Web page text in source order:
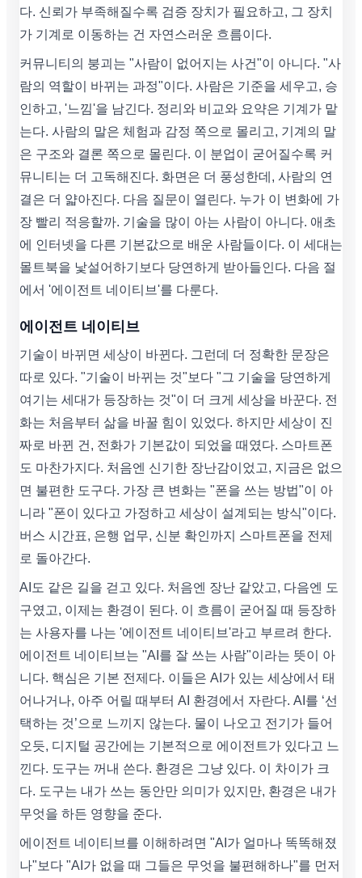
다. 신뢰가 부족해질수록 검증 장치가 필요하고, 그 장치
가 기계로 이동하는 건 자연스러운 흐름이다.
커뮤니티의 붕괴는 "사람이 없어지는 사건"이 아니다. "사
람의 역할이 바뀌는 과정"이다. 사람은 기준을 세우고, 승
인하고, '느낌'을 남긴다. 정리와 비교와 요약은 기계가 맡
는다. 사람의 말은 체험과 감정 쪽으로 몰리고, 기계의 말
은 구조와 결론 쪽으로 몰린다. 이 분업이 굳어질수록 커
뮤니티는 더 고독해진다. 화면은 더 풍성한데, 사람의 연
결은 더 얇아진다. 다음 질문이 열린다. 누가 이 변화에 가
장 빨리 적응할까. 기술을 많이 아는 사람이 아니다. 애초
에 인터넷을 다른 기본값으로 배운 사람들이다. 이 세대는
몰트북을 낯설어하기보다 당연하게 받아들인다. 다음 절
에서 '에이전트 네이티브'를 다룬다.
에이전트 네이티브
기술이 바뀌면 세상이 바뀐다. 그런데 더 정확한 문장은
따로 있다. "기술이 바뀌는 것"보다 "그 기술을 당연하게
여기는 세대가 등장하는 것"이 더 크게 세상을 바꾼다. 전
화는 처음부터 삶을 바꿀 힘이 있었다. 하지만 세상이 진
짜로 바뀐 건, 전화가 기본값이 되었을 때였다. 스마트폰
도 마찬가지다. 처음엔 신기한 장난감이었고, 지금은 없으
면 불편한 도구다. 가장 큰 변화는 "폰을 쓰는 방법"이 아
니라 "폰이 있다고 가정하고 세상이 설계되는 방식"이다.
버스 시간표, 은행 업무, 신분 확인까지 스마트폰을 전제
로 돌아간다.
AI도 같은 길을 걷고 있다. 처음엔 장난 같았고, 다음엔 도
구였고, 이제는 환경이 된다. 이 흐름이 굳어질 때 등장하
는 사용자를 나는 '에이전트 네이티브'라고 부르려 한다.
에이전트 네이티브는 "AI를 잘 쓰는 사람"이라는 뜻이 아
니다. 핵심은 기본 전제다. 이들은 AI가 있는 세상에서 태
어나거나, 아주 어릴 때부터 AI 환경에서 자란다. AI를 ‘선
택하는 것’으로 느끼지 않는다. 물이 나오고 전기가 들어
오듯, 디지털 공간에는 기본적으로 에이전트가 있다고 느
낀다. 도구는 꺼내 쓴다. 환경은 그냥 있다. 이 차이가 크
다. 도구는 내가 쓰는 동안만 의미가 있지만, 환경은 내가
무엇을 하든 영향을 준다.
에이전트 네이티브를 이해하려면 "AI가 얼마나 똑똑해졌
나"보다 "AI가 없을 때 그들은 무엇을 불편해하나"를 먼저